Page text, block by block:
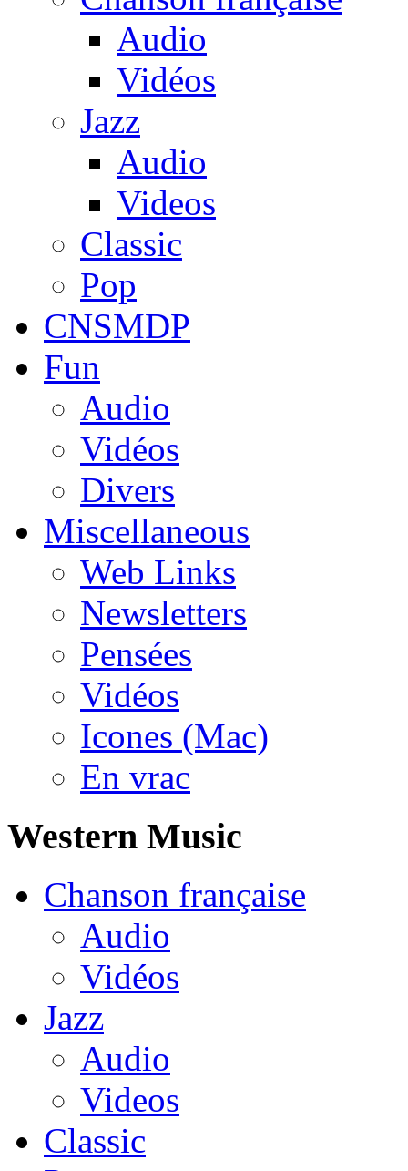
Audio
Vidéos
Jazz
Audio
Videos
Classic
Pop
CNSMDP
Fun
Audio
Vidéos
Divers
Miscellaneous
Web Links
Newsletters
Pensées
Vidéos
Icones (Mac)
En vrac
Western Music
Chanson française
Audio
Vidéos
Jazz
Audio
Videos
Classic